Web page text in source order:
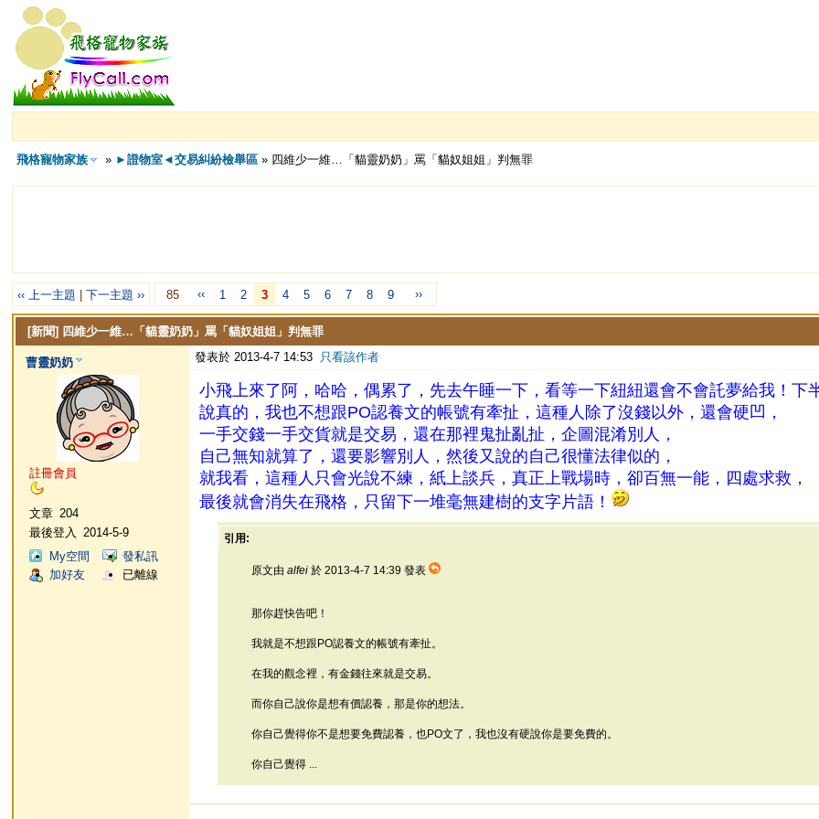
飛格寵物家族 » ►證物室◄交易糾紛檢舉區 » 四維少一維…「貓靈奶奶」罵「貓奴姐姐」判無罪
‹‹ 上一主題 |下一主題 ›› 85 ‹‹ 1 2 3 4 5 6 7 8 9 ››
[新聞] 四維少一維…「貓靈奶奶」罵「貓奴姐姐」判無罪
曹靈奶奶
註冊會員
文章 204
最後登入
2014-5-9
My空間
發私訊
加好友
已離線
發表於 2013-4-7 14:53 只看該作者
小飛上來了阿，哈哈，偶累了，先去午睡一下，看等一下紐紐還會不會託夢給我！下
說真的，我也不想跟PO認養文的帳號有牽扯，這種人除了沒錢以外，還會硬凹，
一手交錢一手交貨就是交易，還在那裡鬼扯亂扯，企圖混淆別人，
自己無知就算了，還要影響別人，然後又說的自己很懂法律似的，
就我看，這種人只會光說不練，紙上談兵，真正上戰場時，卻百無一能，四處求救，
最後就會消失在飛格，只留下一堆毫無建樹的支字片語！
引用:
原文由alfei 於 2013-4-7 14:39 發表
那你趕快告吧！
我就是不想跟PO認養文的帳號有牽扯。
在我的觀念裡，有金錢往來就是交易。
而你自己說你是想有價認養，那是你的想法。
你自己覺得你不是想要免費認養，也PO文了，我也沒有硬說你是要免費的。
你自己覺得 ...